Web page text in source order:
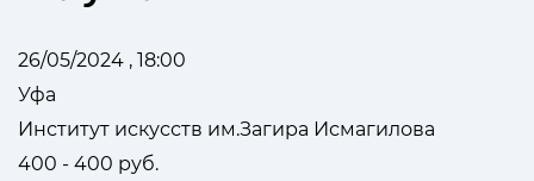
26/05/2024 , 18:00
Уфа
Институт искусств им.Загира Исмагилова
400 - 400 руб.